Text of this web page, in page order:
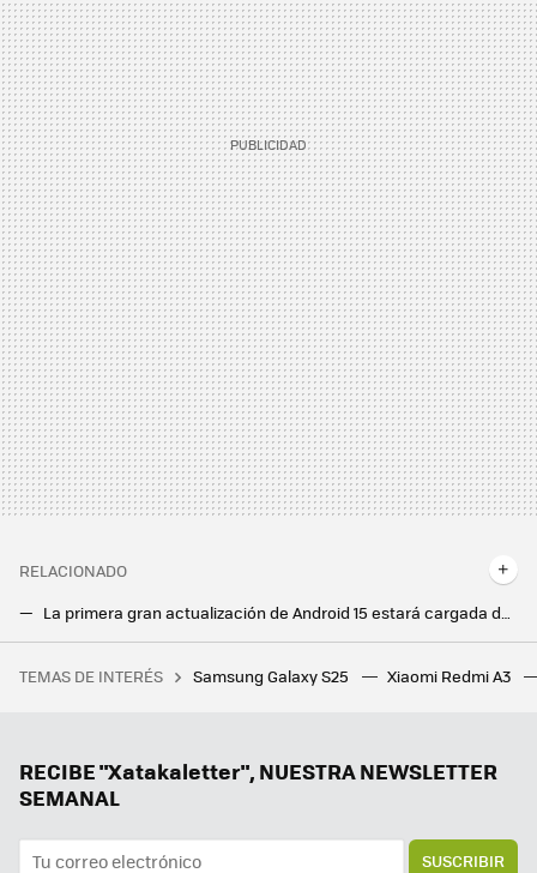
RELACIONADO
Android 15 QPR1 Beta 3.1 llega de la nada y soluciona un montón de problemas (algunos de ellos bastante molestos)
La debacle demográfica en Europa, expuesta en este mapa con un invitado engañoso: Mónaco
TEMAS DE INTERÉS Samsung Galaxy S25 Xiaomi Redmi A3
RECIBE "Xatakaletter", NUESTRA NEWSLETTER
SEMANAL
SUSCRIBIR